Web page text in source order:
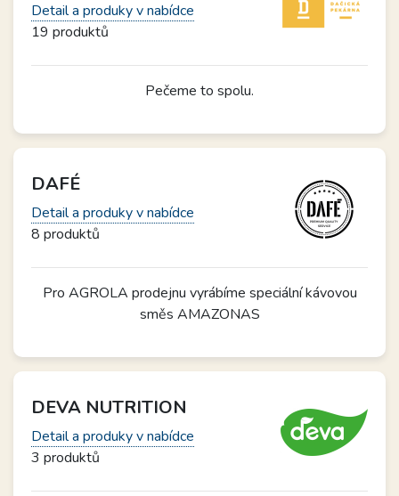
Detail a produky v nabídce
19 produktů
Pečeme to spolu.
DAFÉ
Detail a produky v nabídce
8 produktů
Pro AGROLA prodejnu vyrábíme speciální kávovou
směs AMAZONAS
DEVA NUTRITION
Detail a produky v nabídce
3 produktů